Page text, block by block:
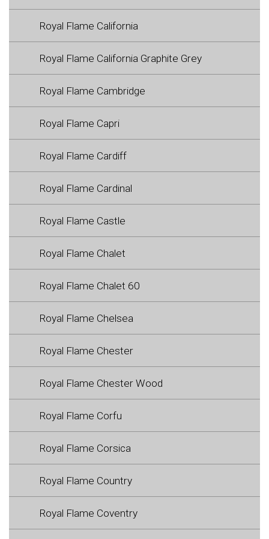
Royal Flame California
Royal Flame California Graphite Grey
Royal Flame Cambridge
Royal Flame Capri
Royal Flame Cardiff
Royal Flame Cardinal
Royal Flame Castle
Royal Flame Chalet
Royal Flame Chalet 60
Royal Flame Chelsea
Royal Flame Chester
Royal Flame Chester Wood
Royal Flame Corfu
Royal Flame Corsica
Royal Flame Country
Royal Flame Coventry